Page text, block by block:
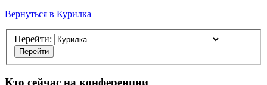
Вернуться в Курилка
Перейти:
Кто сейчас на конференции